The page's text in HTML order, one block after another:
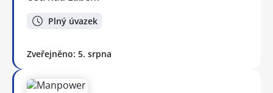
Plný úvazek
Zveřejněno: 5. srpna